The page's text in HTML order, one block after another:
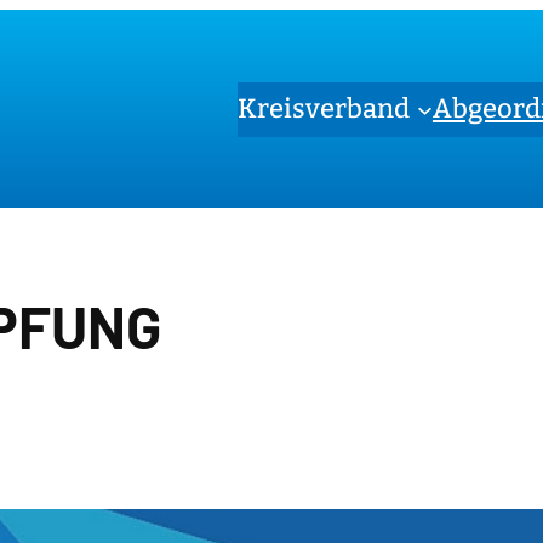
Kreisverband